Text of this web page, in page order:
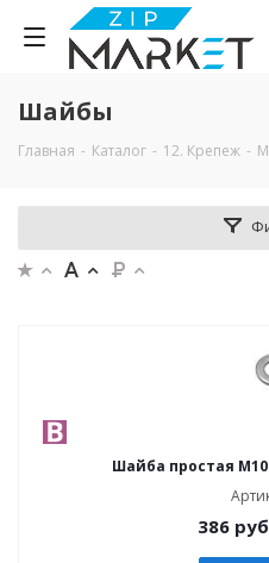
Шайбы
Главная - Каталог - 12. Крепеж -
Шайба простая
386